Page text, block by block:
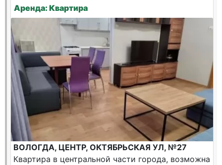
Аренда: Квартира
ВОЛОГДА, ЦЕНТР, ОКТЯБРЬСКАЯ УЛ, №27
Квартира в центральной части города, возможна